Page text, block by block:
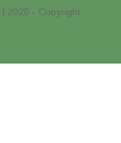
| 2020 - Copyright